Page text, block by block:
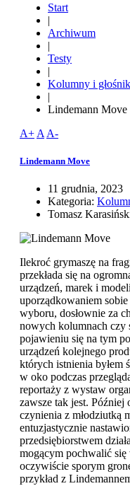
Start
|
Archiwum
|
Testy
|
Kolumny i
|
Lindemann Move
A+ A A-
Lindemann Move
11 grudnia, 2023
Kategoria:
Tomasz
Ilekroć grymaszę na
przekłada się na
urządzeń, marek i
uporządkowaniem
wyboru, dosłownie za
nowych kolumnach czy
pojawieniu się na tym
urządzeń kolejnego
których istnienia byłem
w oko podczas
reportaży z wystaw
zawsze tak jest. Później
czynienia z młodziutką
entuzjastycznie
przedsiębiorstwem
mogącym pochwalić
oczywiście sporym
przykład z